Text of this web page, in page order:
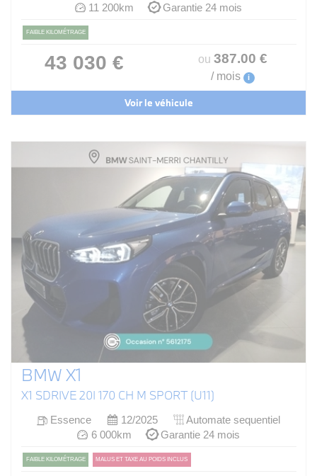
11 200km
Garantie 24 mois
FAIBLE KILOMÉTRAGE
43 030 € ou 387.00 €
/ mois i
Voir le véhicule
BMW X1
X1 SDRIVE 20I 170 CH M SPORT (U11)
Essence 12/2025
Automate sequentiel
6 000km
Garantie 24 mois
FAIBLE KILOMÉTRAGE MALUS ET TAXE AU POIDS INCLUS